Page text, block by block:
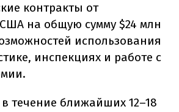
контракты от
на общую сумму $24 млн
использования
инспекциях и работе с
течение ближайших 12–18